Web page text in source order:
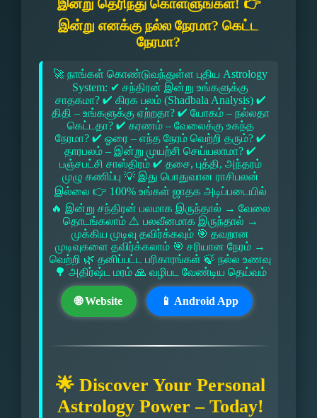
இன்று தெரிந்து கொள்ளுங்கள்! 👉
இன்று எனக்கு நல்ல நேரமா? கெட்ட
நேரமா?
🚀 நாங்கள் கொண்டுவந்துள்ள புதிய Astrology
System: ✔ சந்திரன் இன்று உங்களுக்கு
சாதகமா? ✔ கிரக பலம் (Shadbala Analysis) ✔
திதி – உங்களுக்கு ஏற்றதா? ✔ யோகம் – நல்லதா
கெட்டதா? ✔ கரணம் – வேலைக்கு உகந்த
நேரமா? ✔ ஓரை – எந்த நேரம் வெற்றி தரும்? ✔
தாரபலம் – இன்று முயற்சி செய்யலாமா? ✔
பஞ்சபட்சி சாஸ்திரம் ✔ தசை, புத்தி, அந்தரம்
முழு கணிப்பு 💡 இது பொதுவான ராசிபலன்
இல்லை 👉 100% உங்கள் ஜாதக அடிப்படையில்
🔥 இன்று சந்திரன் பலமாக இருந்தால் → வேலை
தொடங்கலாம் ⚠ பலவீனமாக இருந்தால் →
முக்கிய முடிவு தவிர்க்கவும் 🎯 தவறான
முடிவுகளை தவிர்க்கலாம் 🎯 சரியான நேரம் →
வெற்றி 🌿 தனிப்பட்ட பரிகாரங்கள் 🍃 நல்ல உணவு
🌳 அதிர்ஷ்ட மரம் 🙏 வழிபட வேண்டிய தெய்வம்
🌐 Website 📱 Android App
🌟 Discover Your Personal
Astrology Power – Today!